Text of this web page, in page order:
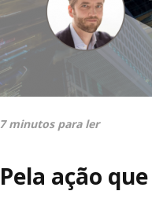
7 minutos para ler
Pela ação